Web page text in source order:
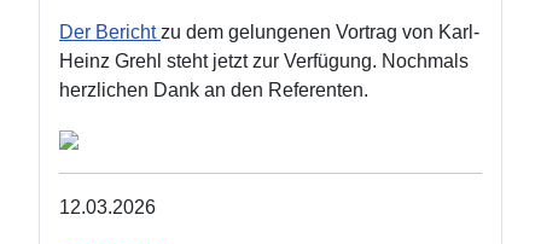
Der Berichtzu dem gelungenen Vortrag von Karl-
Heinz Grehl steht jetzt zur Verfügung. Nochmals
herzlichen Dank an den Referenten.
12.03.2026